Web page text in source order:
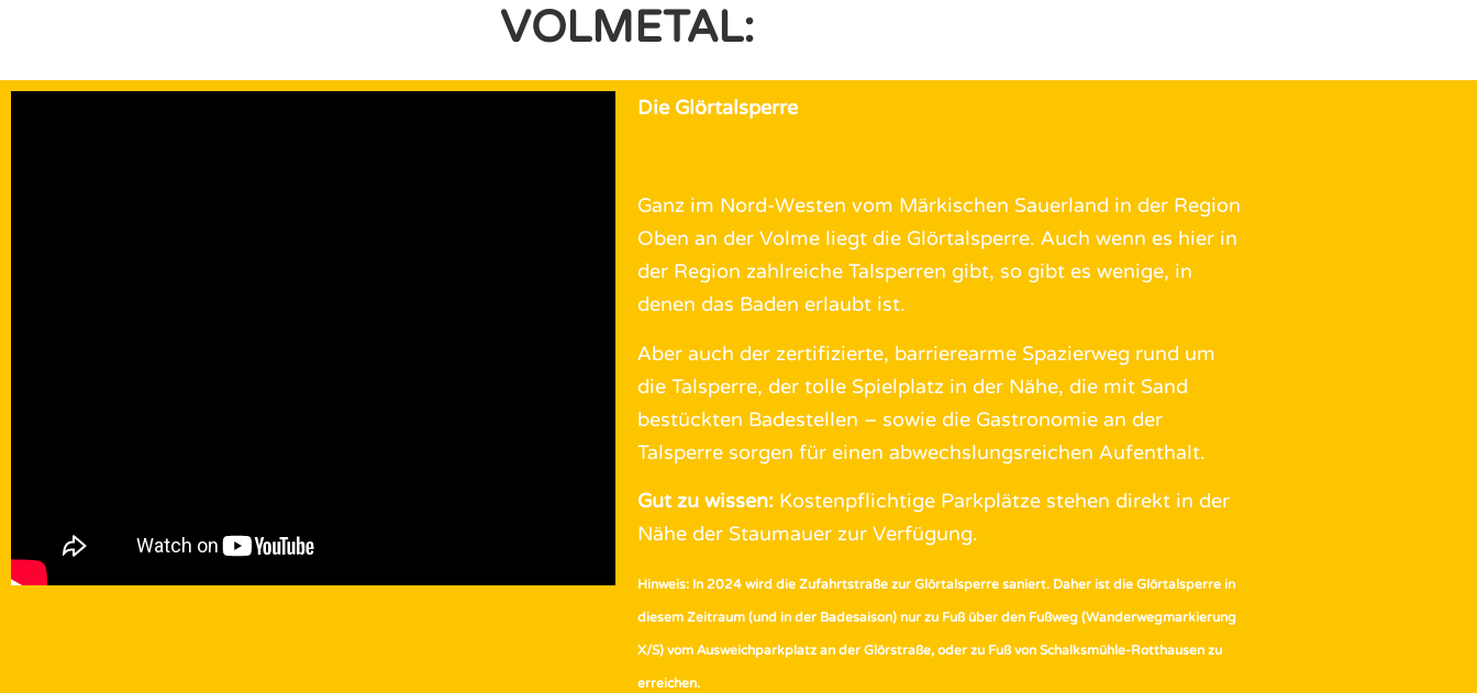
VOLMETAL:
Die Glörtalsperre
Ganz im Nord-Westen vom Märkischen Sauerland in der Region
Oben an der Volme liegt die Glörtalsperre. Auch wenn es hier in
der Region zahlreiche Talsperren gibt, so gibt es wenige, in
denen das Baden erlaubt ist.
Aber auch der zertifizierte, barrierearme Spazierweg rund um
die Talsperre, der tolle Spielplatz in der Nähe, die mit Sand
bestückten Badestellen – sowie die Gastronomie an der
Talsperre sorgen für einen abwechslungsreichen Aufenthalt.
Gut zu wissen: Kostenpflichtige Parkplätze stehen direkt in der
Nähe der Staumauer zur Verfügung.
Hinweis: In 2024 wird die Zufahrtstraße zur Glörtalsperre saniert. Daher ist die Glörtalsperre in
diesem Zeitraum (und in der Badesaison) nur zu Fuß über den Fußweg (Wanderwegmarkierung
X/S) vom Ausweichparkplatz an der Glörstraße, oder zu Fuß von Schalksmühle-Rotthausen zu
erreichen.